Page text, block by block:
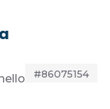
#86075154